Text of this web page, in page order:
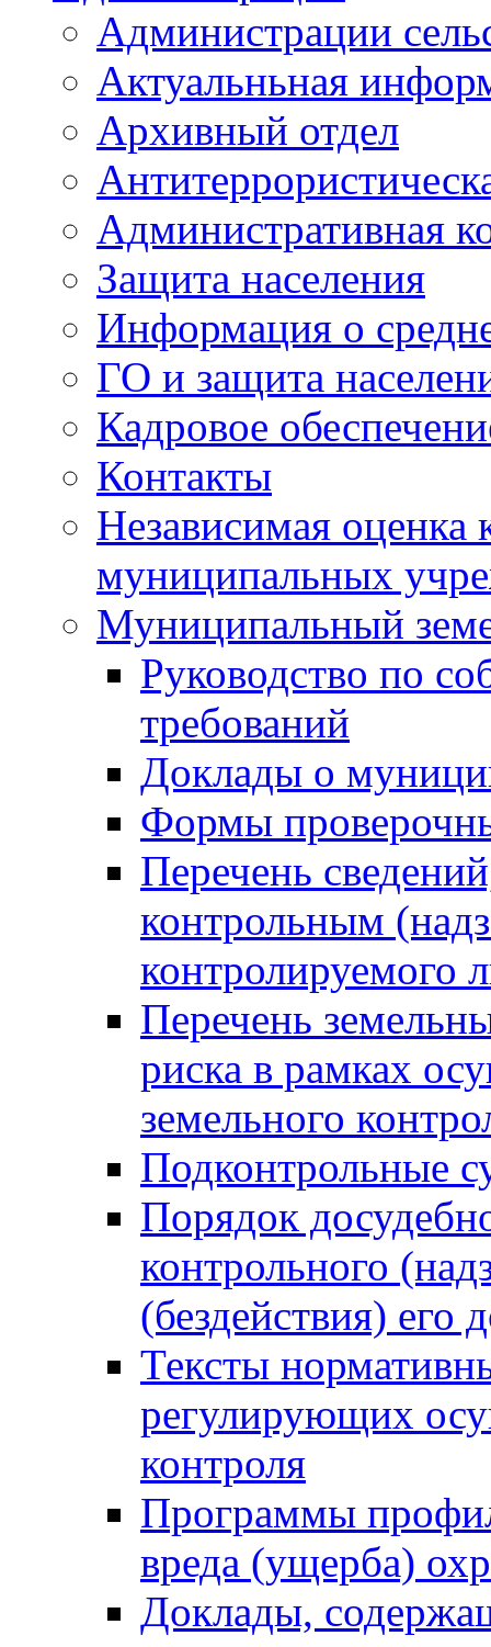
Администрации
Актуальньная
Архивный отдел
Административная
Защита населения
Информация о
ГО и защита
Кадровое
Контакты
Независимая оценка
муниципальных
Муниципальный
Руководство по
требований
Доклады о
Формы
Перечень
контрольным
контролируемого
Перечень
риска в рамках
земельного
Подконтрольные
Порядок
контрольного
(бездействия)
Тексты
регулирующих
контроля
Программы
вреда (ущерба)
Доклады,